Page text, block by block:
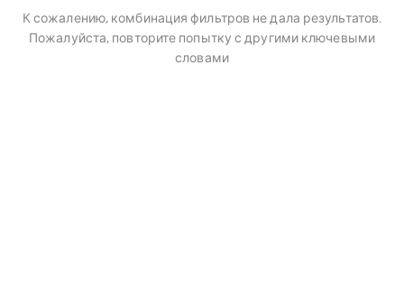
К сожалению, комбинация фильтров не дала результатов.
Пожалуйста, повторите попытку с другими ключевыми
словами